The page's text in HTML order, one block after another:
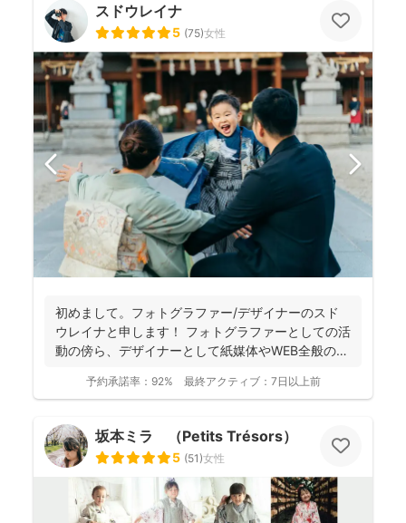
スドウレイナ
5 (75)女性
初めまして。フォトグラファー/デザイナーのスド
ウレイナと申します！ フォトグラファーとしての活
動の傍ら、デザイナーとして紙媒体やWEB全般のデ
予約承諾率： 92% 最終アクティブ： 7日以上前
坂本ミラ （Petits Trésors）
5 (51)女性